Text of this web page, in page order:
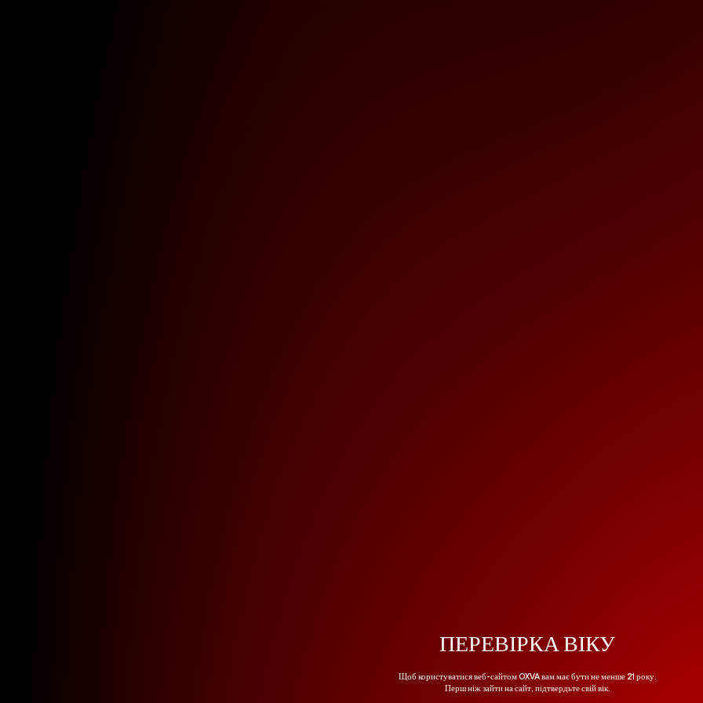
ПЕРЕВІРКА ВІКУ
Щоб користуватися веб-сайтом OXVA вам має бути не менше 21 року.
Перш ніж зайти на сайт, підтвердьте свій вік.
JOIN NOW!
We will select
5 lucky winners
contact you by E-mail.